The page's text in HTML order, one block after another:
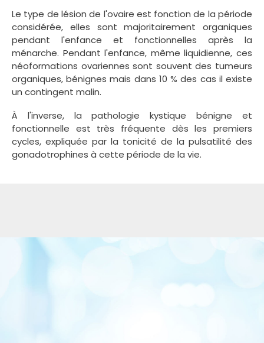
Le type de lésion de l'ovaire est fonction de la période
considérée, elles sont majoritairement organiques
pendant l'enfance et fonctionnelles après la
ménarche. Pendant l'enfance, même liquidienne, ces
néoformations ovariennes sont souvent des tumeurs
organiques, bénignes mais dans 10 % des cas il existe
un contingent malin.
À l'inverse, la pathologie kystique bénigne et
fonctionnelle est très fréquente dès les premiers
cycles, expliquée par la tonicité de la pulsatilité des
gonadotrophines à cette période de la vie.